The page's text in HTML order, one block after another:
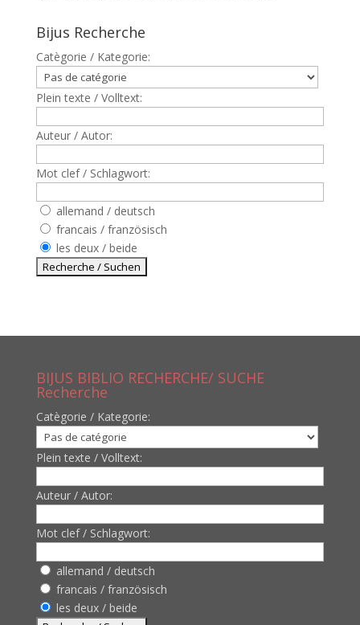
Bijus Recherche
Catègorie / Kategorie:
Plein texte / Volltext:
Auteur / Autor:
Mot clef / Schlagwort:
allemand / deutsch
francais / französisch
les deux / beide
BIJUS BIBLIO RECHERCHE/ SUCHE
Recherche
Catègorie / Kategorie:
Plein texte / Volltext:
Auteur / Autor:
Mot clef / Schlagwort:
allemand / deutsch
francais / französisch
les deux / beide